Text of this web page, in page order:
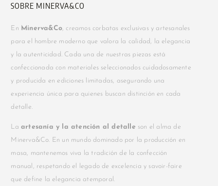
SOBRE MINERVA&CO
En Minerva&Co, creamos corbatas exclusivas y artesanales
para el hombre moderno que valora la calidad, la elegancia
y la autenticidad. Cada una de nuestras piezas está
confeccionada con materiales seleccionados cuidadosamente
y producida en ediciones limitadas, asegurando una
experiencia única para quienes buscan distinción en cada
detalle.
La artesanía y la atención al detalle son el alma de
Minerva&Co. En un mundo dominado por la producción en
masa, mantenemos viva la tradición de la confección
manual, respetando el legado de excelencia y savoir-faire
que define la elegancia atemporal.